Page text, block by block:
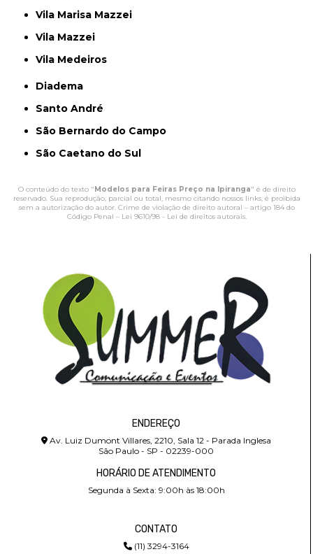
Vila Marisa Mazzei
Vila Mazzei
Vila Medeiros
Diadema
Santo André
São Bernardo do Campo
São Caetano do Sul
O conteúdo do texto " Modelos para Feiras Preço na Ipiranga" é de direito
reservado. Sua reprodução, parcial ou total, mesmo citando nossos links, é proibida
sem a autorização do autor. Crime de violação de direito autoral – artigo 184 do
Código Penal – Lei 9610/98 - Lei de direitos autorais.
ENDEREÇO
Av. Luiz Dumont Villares, 2210, Sala 12 - Parada Inglesa
São Paulo - SP - 02239-000
HORÁRIO DE ATENDIMENTO
Segunda à Sexta: 9:00h às 18:00h
CONTATO
(11) 3294-3164